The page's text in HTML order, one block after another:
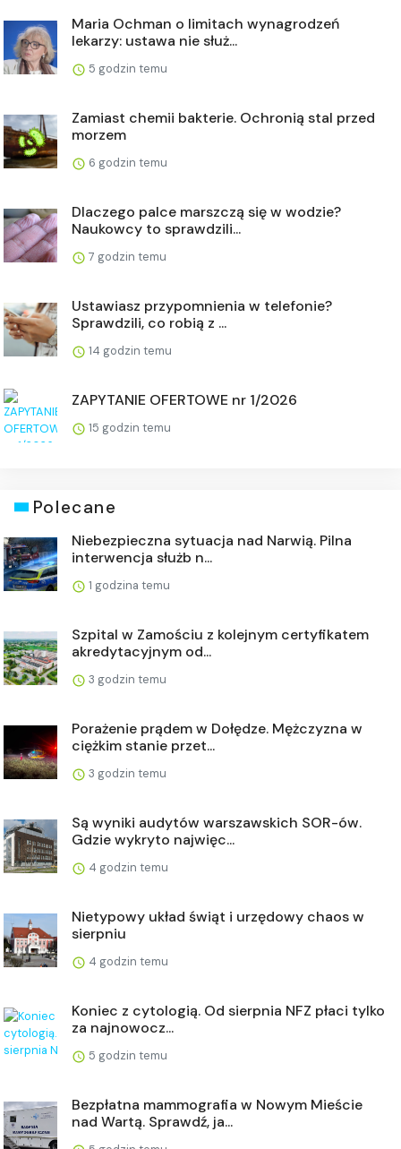
Maria Ochman o limitach wynagrodzeń
lekarzy: ustawa nie służ...
5 godzin temu
Zamiast chemii bakterie. Ochronią stal przed
morzem
6 godzin temu
Dlaczego palce marszczą się w wodzie?
Naukowcy to sprawdzili...
7 godzin temu
Ustawiasz przypomnienia w telefonie?
Sprawdzili, co robią z ...
14 godzin temu
ZAPYTANIE OFERTOWE nr 1/2026
15 godzin temu
Polecane
Niebezpieczna sytuacja nad Narwią. Pilna
interwencja służb n...
1 godzina temu
Szpital w Zamościu z kolejnym certyfikatem
akredytacyjnym od...
3 godzin temu
Porażenie prądem w Dołędze. Mężczyzna w
ciężkim stanie przet...
3 godzin temu
Są wyniki audytów warszawskich SOR-ów.
Gdzie wykryto najwięc...
4 godzin temu
Nietypowy układ świąt i urzędowy chaos w
sierpniu
4 godzin temu
Koniec z cytologią. Od sierpnia NFZ płaci tylko
za najnowocz...
5 godzin temu
Bezpłatna mammografia w Nowym Mieście
nad Wartą. Sprawdź, ja...